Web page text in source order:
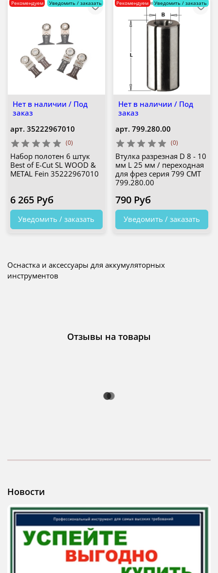
Нет в наличии / Под
заказ
Рекомендуем Уведомить / заказать
арт. 35222967010
(0)
Набор полотен 6 штук
Best of E-Cut SL WOOD &
METAL Fein 35222967010
6 265 Руб
Уведомить / заказать
Нет в наличии / Под
заказ
Рекомендуем Уведомить / заказать
арт. 799.280.00
(0)
Втулка разрезная D 8 - 10
мм L 25 мм / переходная
для фрез серия 799 CMT
799.280.00
790 Руб
Уведомить / заказать
Оснастка и аксессуары для аккумуляторных
инструментов
Отзывы на товары
Новости